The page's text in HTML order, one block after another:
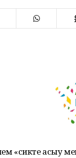
«сикте асыу